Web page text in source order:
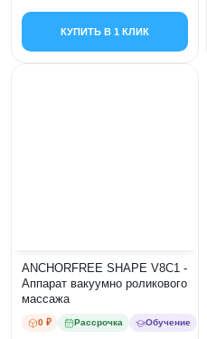
КУПИТЬ В 1 КЛИК
ANCHORFREE SHAPE V8C1 -
Аппарат вакуумно роликового
массажа
0 ₽ Рассрочка Обучение